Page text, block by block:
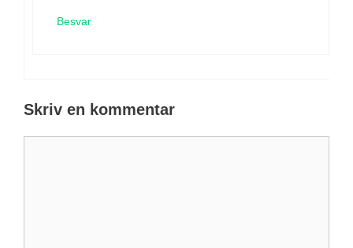
Besvar
Skriv en kommentar